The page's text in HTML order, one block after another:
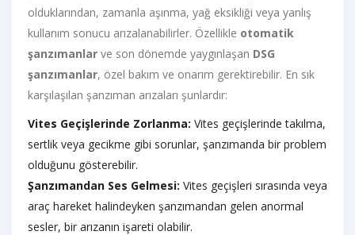
olduklarından, zamanla aşınma, yağ eksikliği veya yanlış
kullanım sonucu arızalanabilirler. Özellikle otomatik
şanzımanlar ve son dönemde yaygınlaşan DSG
şanzımanlar, özel bakım ve onarım gerektirebilir. En sık
karşılaşılan şanzıman arızaları şunlardır:
Vites Geçişlerinde Zorlanma: Vites geçişlerinde takılma,
sertlik veya gecikme gibi sorunlar, şanzımanda bir problem
olduğunu gösterebilir.
Şanzımandan Ses Gelmesi: Vites geçişleri sırasında veya
araç hareket halindeyken şanzımandan gelen anormal
sesler, bir arızanın işareti olabilir.